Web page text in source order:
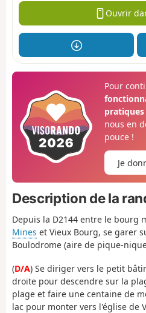
Ouvrir
Pour
pratiques
nous en
pouce !
Je
Description de la
Depuis la D2144 entre le bourg
Mines et Vieux Bourg, se garer
Boulodrome (aire de pique-
(D/A) Se diriger vers le petit
droite pour descendre sur la
plage et faire une centaine de
lac pour monter vers l'église de